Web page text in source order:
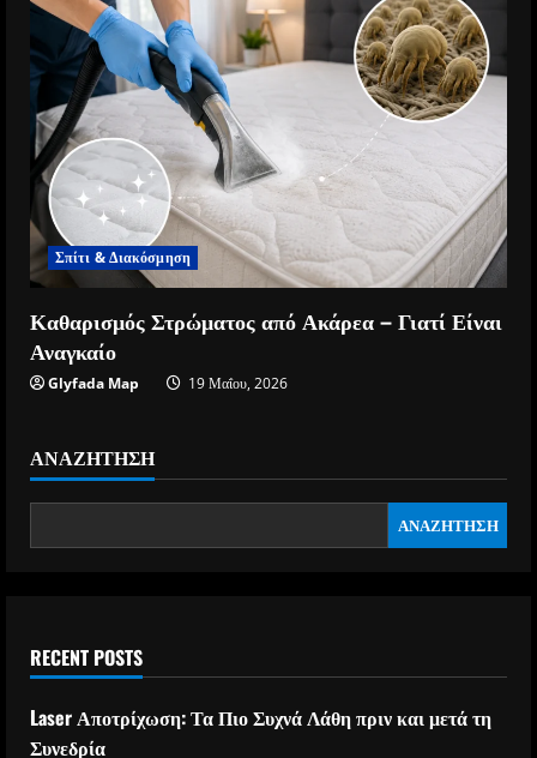
Σπίτι & Διακόσμηση
Καθαρισμός Στρώματος από Ακάρεα – Γιατί Είναι
Αναγκαίο
Glyfada Map 19 Μαΐου, 2026
ΑΝΑΖΉΤΗΣΗ
ΑΝΑΖΉΤΗΣΗ
RECENT POSTS
Laser Αποτρίχωση: Τα Πιο Συχνά Λάθη πριν και μετά τη
Συνεδρία